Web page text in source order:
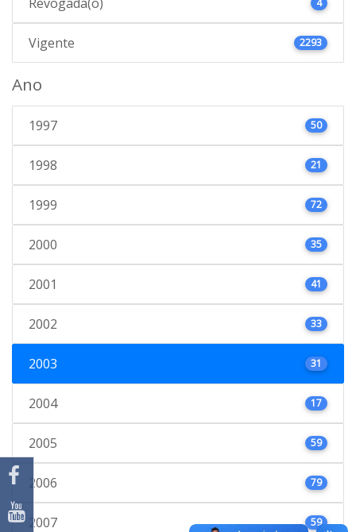
Vigente 2293
Ano
1997 50
1998 21
1999 72
2000 35
2001 41
2002 33
2003 31
2004 17
2005 59
2006 79
2007 59